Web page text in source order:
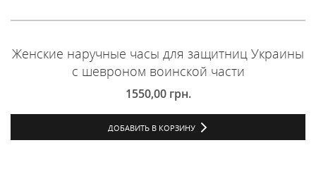
Женские наручные часы для защитниц Украины
с шевроном воинской части
1550,00 грн.
ДОБАВИТЬ В КОРЗИНУ